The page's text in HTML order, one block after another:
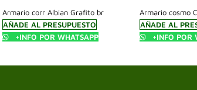
Armario corr Albian Grafito br
AÑADE AL PRESUPUESTO
+INFO POR WHATSAPP
Armario cosmo
AÑADE AL
+INFO POR